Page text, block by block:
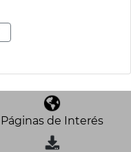
Páginas de Interés